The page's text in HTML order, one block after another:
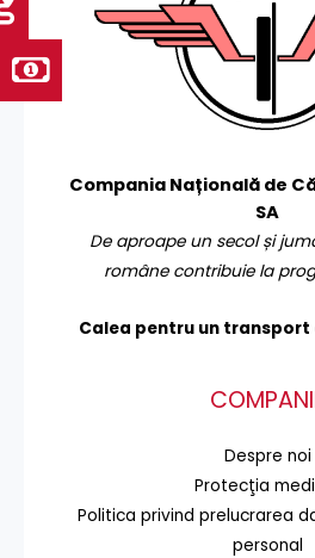
Compania Națională de
SA
De aproape un secol și
române contribuie la
Calea pentru un transport
Despre noi
Protecţia
Politica privind prelucrarea
personal